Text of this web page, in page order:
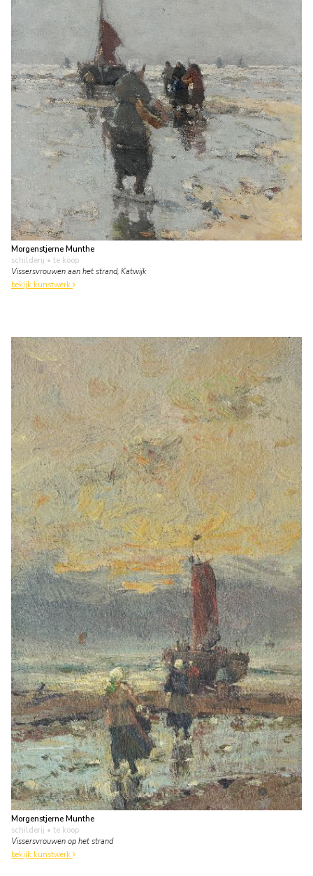
Morgenstjerne Munthe
schilderij • te koop
Vissersvrouwen aan het strand, Katwijk
bekijk kunstwerk
Morgenstjerne Munthe
schilderij • te koop
Vissersvrouwen op het strand
bekijk kunstwerk